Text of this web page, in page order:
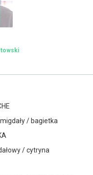
/ bagietka
/ cytryna